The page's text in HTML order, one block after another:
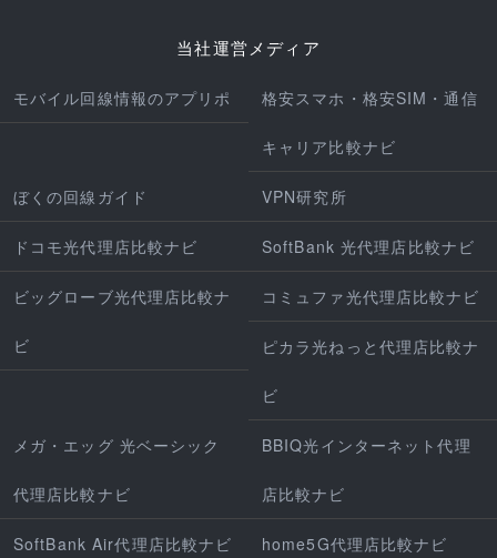
当社運営メディア
モバイル回線情報のアプリポ 格安スマホ・格安SIM・通信
キャリア比較ナビ
ぼくの回線ガイド VPN研究所
ドコモ光代理店比較ナビ SoftBank 光代理店比較ナビ
ビッグローブ光代理店比較ナ
ビ
コミュファ光代理店比較ナビ
ピカラ光ねっと代理店比較ナ
ビ
メガ・エッグ 光ベーシック
代理店比較ナビ
BBIQ光インターネット代理
店比較ナビ
SoftBank Air代理店比較ナビ home5G代理店比較ナビ